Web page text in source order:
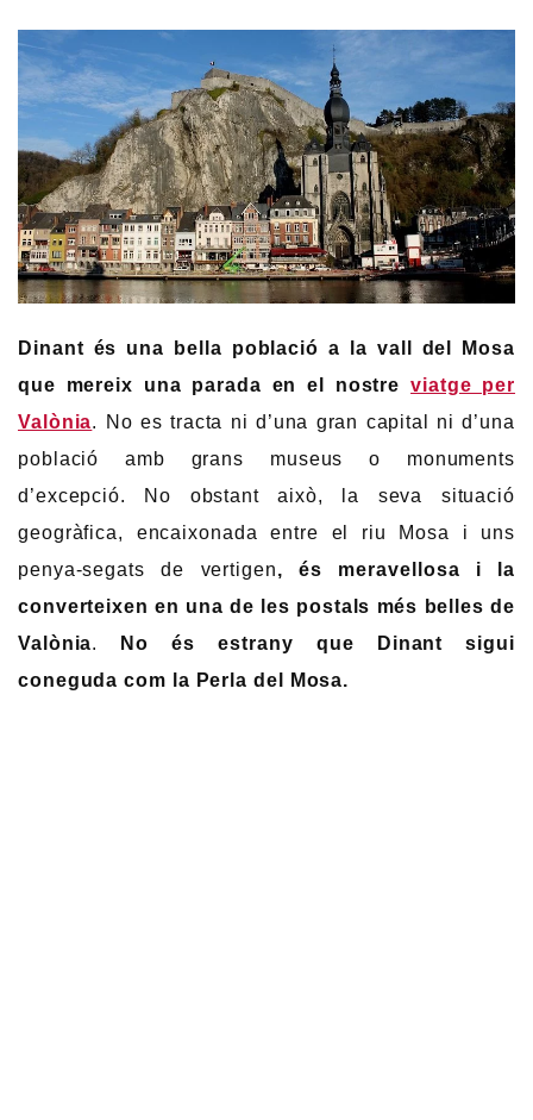
Dinant és una bella població a la vall del Mosa
que mereix una parada en el nostreviatge per
Valònia. No es tracta ni d’una gran capital ni d’una
població amb grans museus o monuments
d’excepció. No obstant això, la seva situació
geogràfica, encaixonada entre el riu Mosa i uns
penya-segats de vertigen, és meravellosa i la
converteixen en una de les postals més belles de
Valònia.
No és estrany que Dinant sigui
coneguda com la Perla del Mosa.